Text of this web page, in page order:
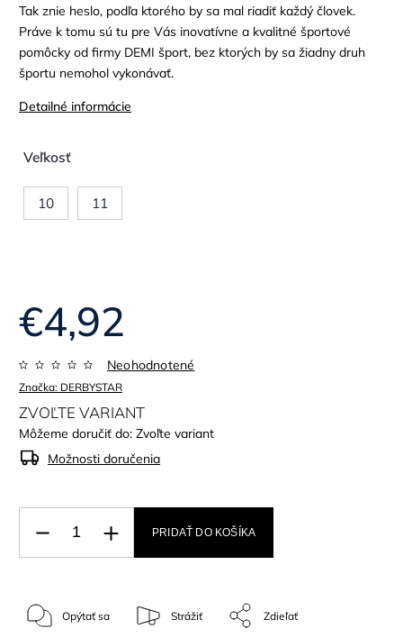
Tak znie heslo, podľa ktorého by sa mal riadiť každý človek.
Práve k tomu sú tu pre Vás inovatívne a kvalitné športové
pomôcky od firmy DEMI šport, bez ktorých by sa žiadny druh
športu nemohol vykonávať.
Detailné informácie
Veľkosť
10 11
Značka: DERBYSTAR
Neohodnotené
€4,92
ZVOĽTE VARIANT
Môžeme doručiť do: Zvoľte variant
Možnosti doručenia
PRIDAŤ DO KOŠÍKA
Opýtať sa Strážiť Zdieľať